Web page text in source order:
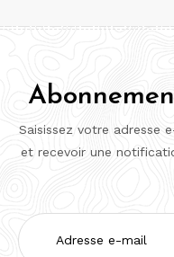
Saisissez votre adresse
et recevoir une
Adresse
e-